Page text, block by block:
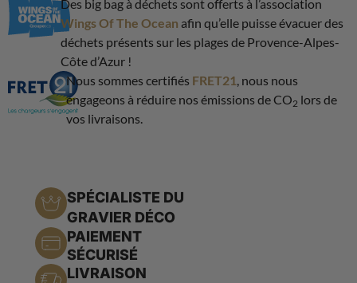
Des big bag à déchets sont offerts à l’association
Wings Of The Ocean afin qu’elle puisse évacuer des
déchets présents sur les plages de Provence-Alpes-
Côte d’Azur !
Nous sommes certifiés FRET21 , nous nous
engageons à réduire nos émissions de CO2 lors de
vos livraisons.
SPÉCIALISTE DU
GRAVIER DÉCO
PAIEMENT
SÉCURISÉ
LIVRAISON